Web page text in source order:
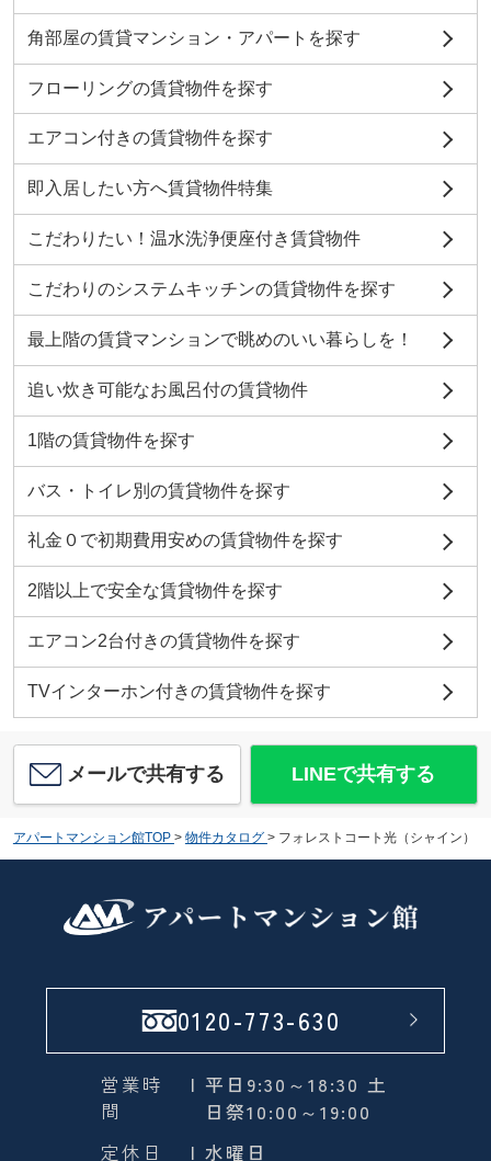
角部屋の賃貸マンション・アパートを探す
フローリングの賃貸物件を探す
エアコン付きの賃貸物件を探す
即入居したい方へ賃貸物件特集
こだわりたい！温水洗浄便座付き賃貸物件
こだわりのシステムキッチンの賃貸物件を探す
最上階の賃貸マンションで眺めのいい暮らしを！
追い炊き可能なお風呂付の賃貸物件
1階の賃貸物件を探す
バス・トイレ別の賃貸物件を探す
礼金０で初期費用安めの賃貸物件を探す
2階以上で安全な賃貸物件を探す
エアコン2台付きの賃貸物件を探す
TVインターホン付きの賃貸物件を探す
メールで共有する LINEで共有する
アパートマンション館TOP > 物件カタログ > フォレストコート光（シャイン）
0120-773-630
営業時
間
| 平日9:30～18:30 土
日祭10:00～19:00
定休日
| 水曜日